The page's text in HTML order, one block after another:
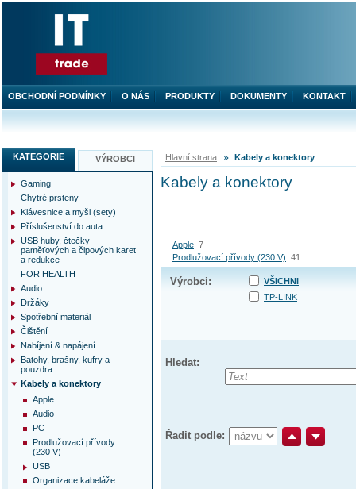
Hlavní strana Kabely a konektory
Kabely a konektory
Apple 7
Prodlužovací přívody (230 V) 41
Výrobci:
VŠICHNI
TP-LINK
Hledat:
Řadit podle:
KATEGORIE VÝROBCI
Gaming
Chytré prsteny
Klávesnice a myši (sety)
Příslušenství do auta
USB huby, čtečky
paměťových a čipových karet
a redukce
FOR HEALTH
Audio
Držáky
Spotřební materiál
Čištění
Nabíjení & napájení
Batohy, brašny, kufry a
pouzdra
Kabely a konektory
Apple
Audio
PC
Prodlužovací přívody
(230 V)
USB
Organizace kabeláže
OBCHODNÍ PODMÍNKY O NÁS PRODUKTY DOKUMENTY KONTAKT